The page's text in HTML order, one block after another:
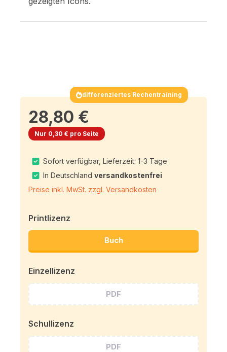
differenziertes Rechentraining
28,80 €
Nur 0,30 € pro Seite
Sofort verfügbar, Lieferzeit: 1-3 Tage
In Deutschlandversandkostenfrei
Preise inkl. MwSt. zzgl. Versandkosten
Printlizenz
Buch
Einzellizenz
PDF
Schullizenz
PDF